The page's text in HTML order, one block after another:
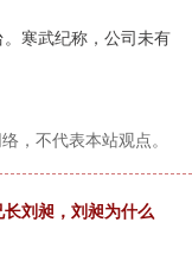
寒武纪称，公司未有
，不代表本站观点。
刘昶，刘昶为什么